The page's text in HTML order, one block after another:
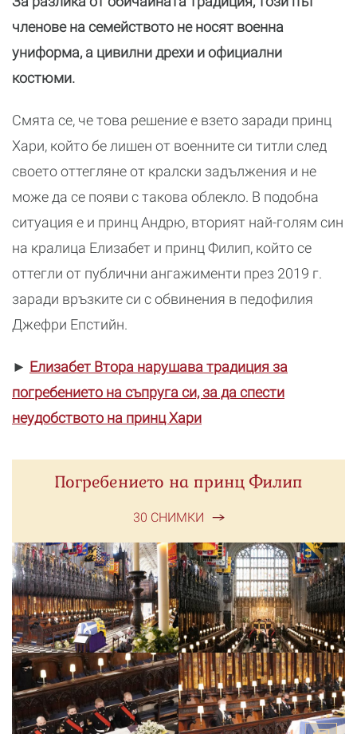
членове на семейството не носят военна
униформа, а цивилни дрехи и официални
костюми.
Смята се, че това решение е взето заради принц
Хари, който бе лишен от военните си титли след
своето оттегляне от кралски задължения и не
може да се появи с такова облекло. В подобна
ситуация е и принц Андрю, вторият най-голям син
на кралица Елизабет и принц Филип, който се
оттегли от публични ангажименти през 2019 г.
заради връзките си с обвинения в педофилия
Джефри Епстийн.
► Елизабет Втора нарушава традиция за
погребението на съпруга си, за да спести
неудобството на принц Хари
Погребението на принц Филип
30 СНИМКИ